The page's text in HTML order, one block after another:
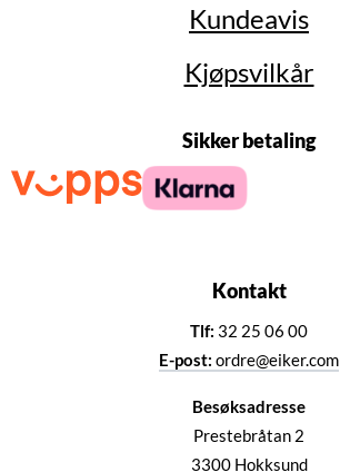
Kundeavis
Kjøpsvilkår
Sikker betaling
Kontakt
Tlf: 32 25 06 00
E-post: ordre@eiker.com
Besøksadresse
Prestebråtan 2
3300 Hokksund